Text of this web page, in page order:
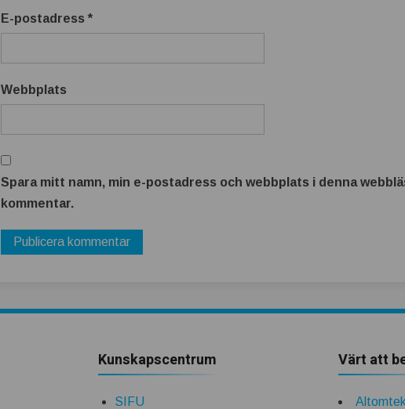
E-postadress*
Webbplats
Spara mitt namn, min e-postadress och webbplats i denna
kommentar.
Kunskapscentrum
SIFU
Värt att